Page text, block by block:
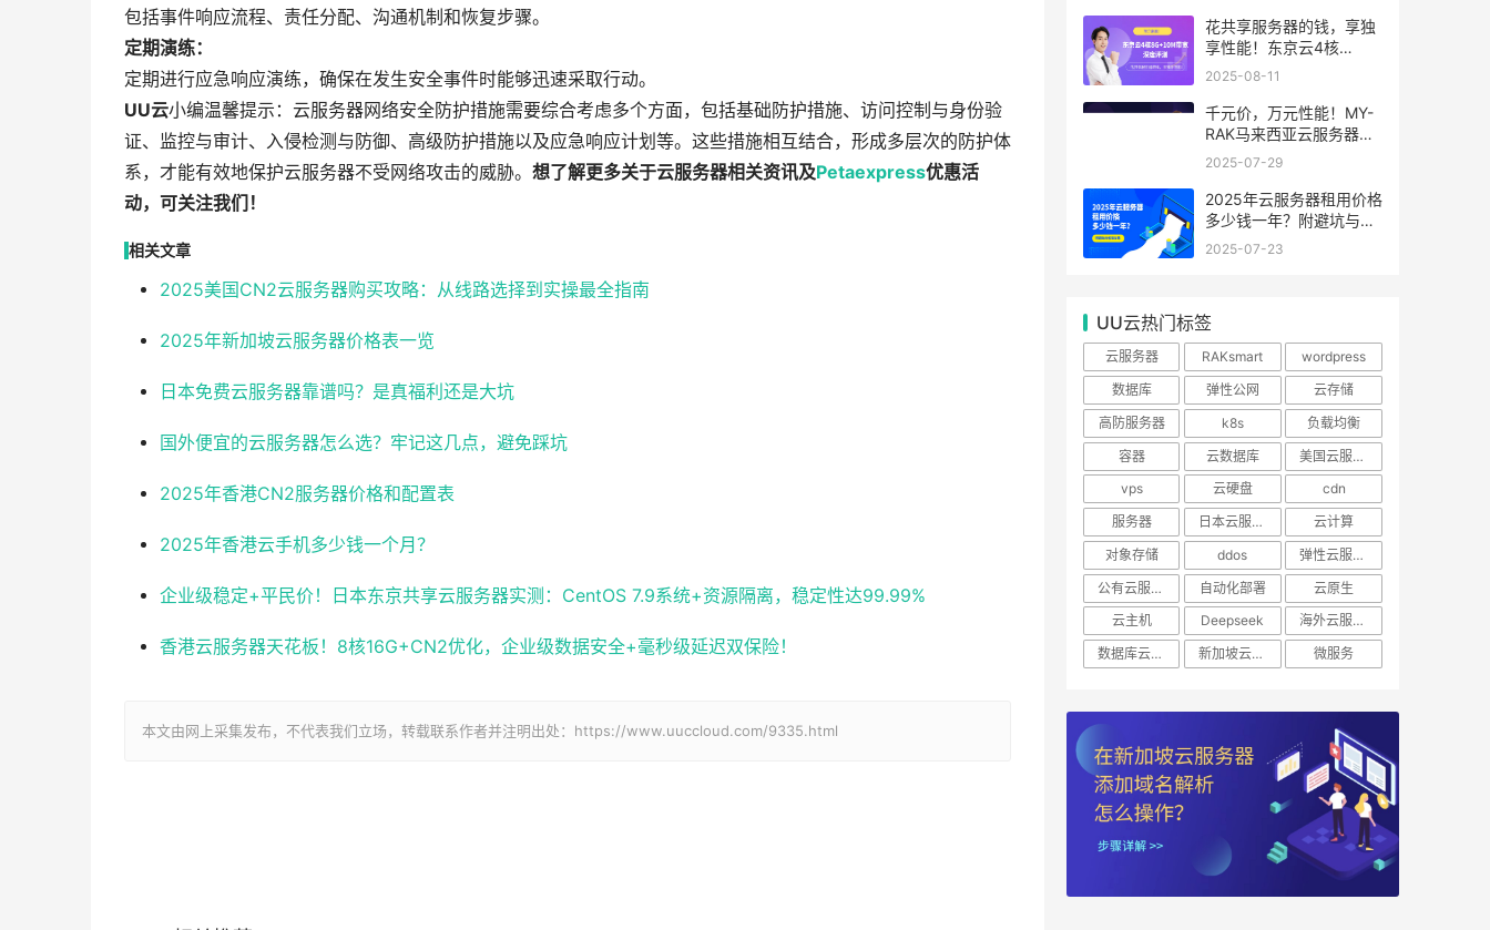
包括事件响应流程、责任分配、沟通机制和恢复步骤。
定期演练：
定期进行应急响应演练，确保在发生安全事件时能够迅速采取行动。
UU云小编温馨提示：云服务器网络安全防护措施需要综合考虑多个方面，包括基础防护措施、访问控制与身份验
证、监控与审计、入侵检测与防御、高级防护措施以及应急响应计划等。这些措施相互结合，形成多层次的防护体
系，才能有效地保护云服务器不受网络攻击的威胁。 想了解更多关于云服务器相关资讯及Petaexpress优惠活
动，可关注我们！
相关文章
2025美国CN2云服务器购买攻略：从线路选择到实操最全指南
2025年新加坡云服务器价格表一览
日本免费云服务器靠谱吗？是真福利还是大坑
国外便宜的云服务器怎么选？牢记这几点，避免踩坑
2025年香港CN2服务器价格和配置表
2025年香港云手机多少钱一个月？
企业级稳定+平民价！日本东京共享云服务器实测：CentOS 7.9系统+资源隔离，稳定性达99.99%
香港云服务器天花板！8核16G+CN2优化，企业级数据安全+毫秒级延迟双保险！
本文由网上采集发布，不代表我们立场，转载联系作者并注明出处：https://www.uuccloud.com/9335.html
花共享服务器的钱，享独
享性能！东京云4核
8G+10M带宽降价来袭
2025-08-11
千元价，万元性能！MY-
RAK马来西亚云服务器：
首月5折+免费SEO工具，
2025-07-29
2025年云服务器租用价格
多少钱一年？附避坑与省
钱攻略
2025-07-23
UU云热门标签
云服务器 RAKsmart
wordpress
数据库
弹性公网
云存储
高防服务器
k8s
负载均衡
容器
云数据库
美国云服务器
vps
云硬盘
cdn
服务器
日本云服务器
云计算
对象存储
ddos
弹性云服务器
公有云服务器
自动化部署
云原生
云主机
Deepseek
海外云服务器
数据库云托管
新加坡云服务器 微服务